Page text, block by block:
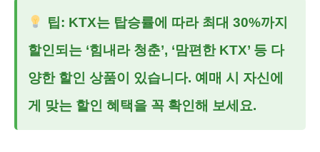
팁: KTX는 탑승률에 따라 최대 30%까지
할인되는 ‘힘내라 청춘’, ‘맘편한 KTX’ 등 다
양한 할인 상품이 있습니다. 예매 시 자신에
게 맞는 할인 혜택을 꼭 확인해 보세요.